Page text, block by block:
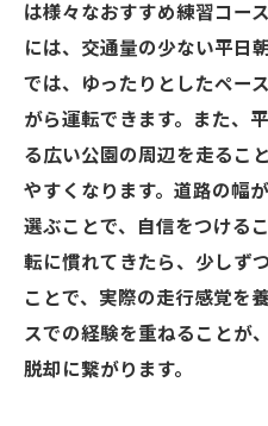
は様々なおすすめ練習コー
には、交通量の少ない平日
では、ゆったりとしたペー
がら運転できます。また、
る広い公園の周辺を走るこ
やすくなります。道路の幅
選ぶことで、自信をつける
転に慣れてきたら、少しず
ことで、実際の走行感覚を
スでの経験を重ねることが
脱却に繋がります。